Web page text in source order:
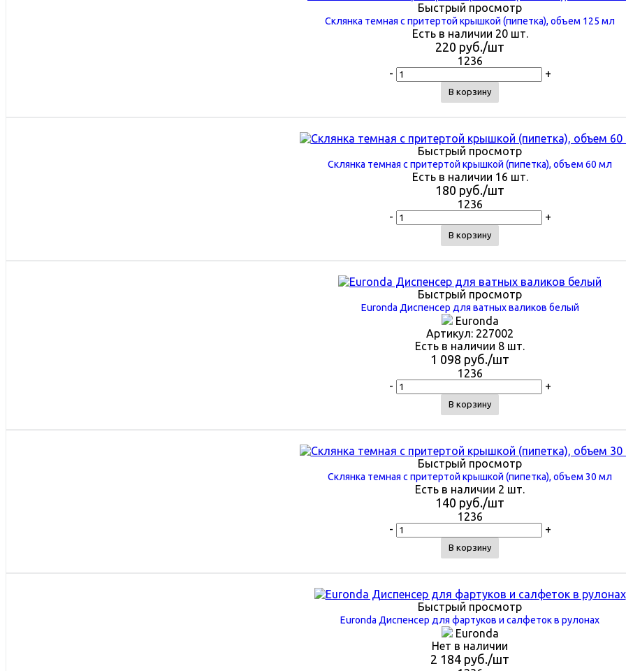
Быстрый просмотр
Склянка темная с притертой крышкой (пипетка), объем 125 мл
Есть в наличии 20 шт.
220 руб./шт
1236
-
+
В корзину
Быстрый просмотр
Склянка темная с притертой крышкой (пипетка), объем 60 мл
Есть в наличии 16 шт.
180 руб./шт
1236
-
+
В корзину
Быстрый просмотр
Euronda Диспенсер для ватных валиков белый
Euronda
Артикул: 227002
Есть в наличии 8 шт.
1 098 руб./шт
1236
-
+
В корзину
Быстрый просмотр
Склянка темная с притертой крышкой (пипетка), объем 30 мл
Есть в наличии 2 шт.
140 руб./шт
1236
-
+
В корзину
Быстрый просмотр
Euronda Диспенсер для фартуков и салфеток в рулонах
Euronda
Нет в наличии
2 184 руб./шт